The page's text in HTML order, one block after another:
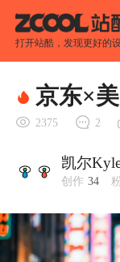
打开站酷，发现更好的
京东×
2375 2
凯尔
创作 34